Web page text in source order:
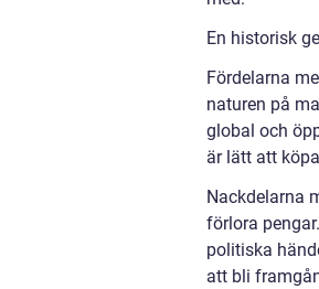
En historisk
Fördelarna
naturen på
global och
är lätt att
Nackdelarna
förlora
politiska
att bli